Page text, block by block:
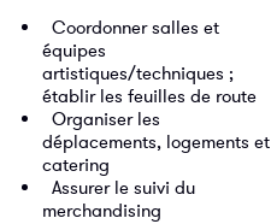
⁠ ⁠Coordonner salles et
équipes
artistiques/techniques ;
établir les feuilles de route
⁠ ⁠Organiser les
déplacements, logements et
catering
⁠Assurer le suivi du
merchandising